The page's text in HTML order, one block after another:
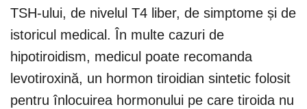
TSH-ului, de nivelul T4 liber, de simptome și de
istoricul medical. În multe cazuri de
hipotiroidism, medicul poate recomanda
levotiroxină, un hormon tiroidian sintetic folosit
pentru înlocuirea hormonului pe care tiroida nu